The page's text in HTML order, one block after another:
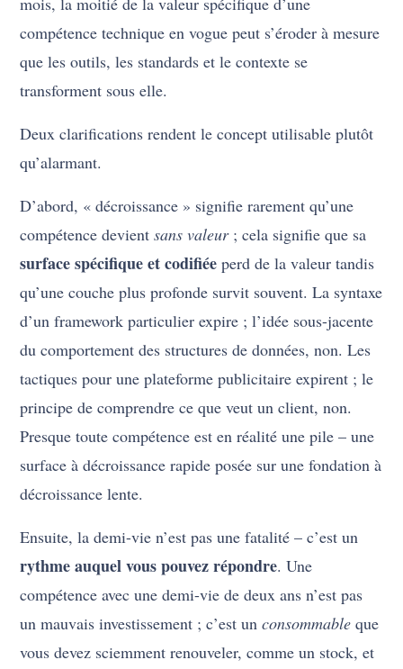
compétence technique en vogue peut s’éroder à mesure
que les outils, les standards et le contexte se
transforment sous elle.
Deux clarifications rendent le concept utilisable plutôt
qu’alarmant.
D’abord, « décroissance » signifie rarement qu’une
compétence devientsans valeur; cela signifie que sa
surface spécifique et codifiée perd de la valeur tandis
qu’une couche plus profonde survit souvent. La syntaxe
d’un framework particulier expire ; l’idée sous-jacente
du comportement des structures de données, non. Les
tactiques pour une plateforme publicitaire expirent ; le
principe de comprendre ce que veut un client, non.
Presque toute compétence est en réalité une pile – une
surface à décroissance rapide posée sur une fondation à
décroissance lente.
Ensuite, la demi-vie n’est pas une fatalité – c’est un
rythme auquel vous pouvez répondre. Une
compétence avec une demi-vie de deux ans n’est pas
un mauvais investissement ; c’est unconsommable que
vous devez sciemment renouveler, comme un stock, et